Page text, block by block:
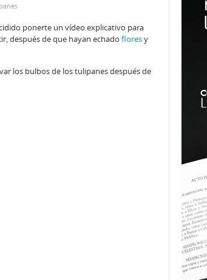
ponerte un vídeo explicativo para
después de que hayan echado floresy
los bulbos de los tulipanes después de